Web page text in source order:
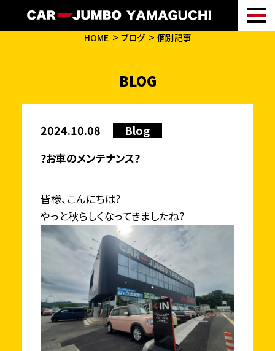
HOME ブログ 個別記事
BLOG
2024.10.08 Blog
?お車のメンテナンス?
皆様、こんにちは?
やっと秋らしくなってきましたね?